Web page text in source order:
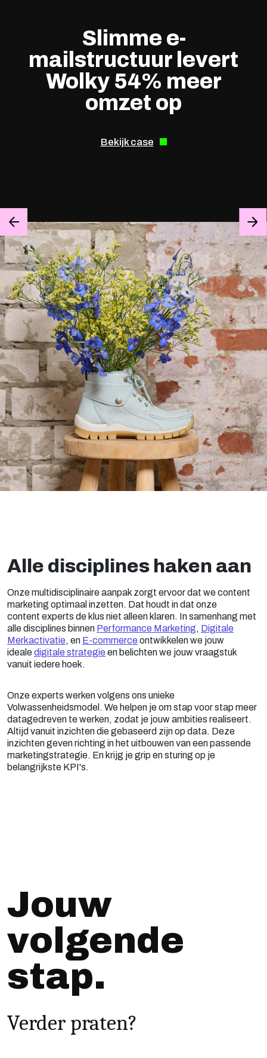
Slimme e-
mailstructuur levert
Wolky 54% meer
omzet op
Bekijk case
Alle disciplines haken aan
Onze multidisciplinaire aanpak zorgt ervoor dat we content
marketing optimaal inzetten. Dat houdt in dat onze
content experts de klus niet alleen klaren. In samenhang met
alle disciplines binnen Performance Marketing, Digitale
Merkactivatie, en E-commerce ontwikkelen we jouw
idealedigitale strategie en belichten we jouw vraagstuk
vanuit iedere hoek.
Onze experts werken volgens ons unieke
Volwassenheidsmodel. We helpen je om stap voor stap meer
datagedreven te werken, zodat je jouw ambities realiseert.
Altijd vanuit inzichten die gebaseerd zijn op data. Deze
inzichten geven richting in het uitbouwen van een passende
marketingstrategie. En krijg je grip en sturing op je
belangrijkste KPI's.
Jouw
volgende
stap.
Verder praten?